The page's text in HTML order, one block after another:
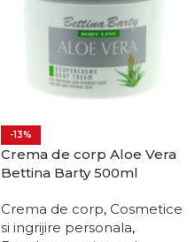
-13%
Crema de corp Aloe Vera
Bettina Barty 500ml
Crema de corp, Cosmetice
si ingrijire personala,